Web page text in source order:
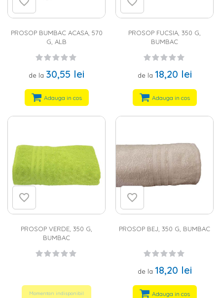
cromatica. Descopera oferta Homelux si alege-ti modelele
preferate in functie de culoare si dimensiuni.
PROSOP BUMBAC ACASA, 570
G, ALB
de la 30,55 lei
Adauga in cos
PROSOP FUCSIA, 350 G,
BUMBAC
de la 18,20 lei
Adauga in cos
PROSOP VERDE, 350 G,
BUMBAC
Momentan indisponibil
PROSOP BEJ, 350 G, BUMBAC
de la 18,20 lei
Adauga in cos